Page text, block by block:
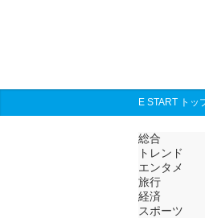
E START トッ
総合
トレンド
エンタメ
旅行
経済
スポーツ